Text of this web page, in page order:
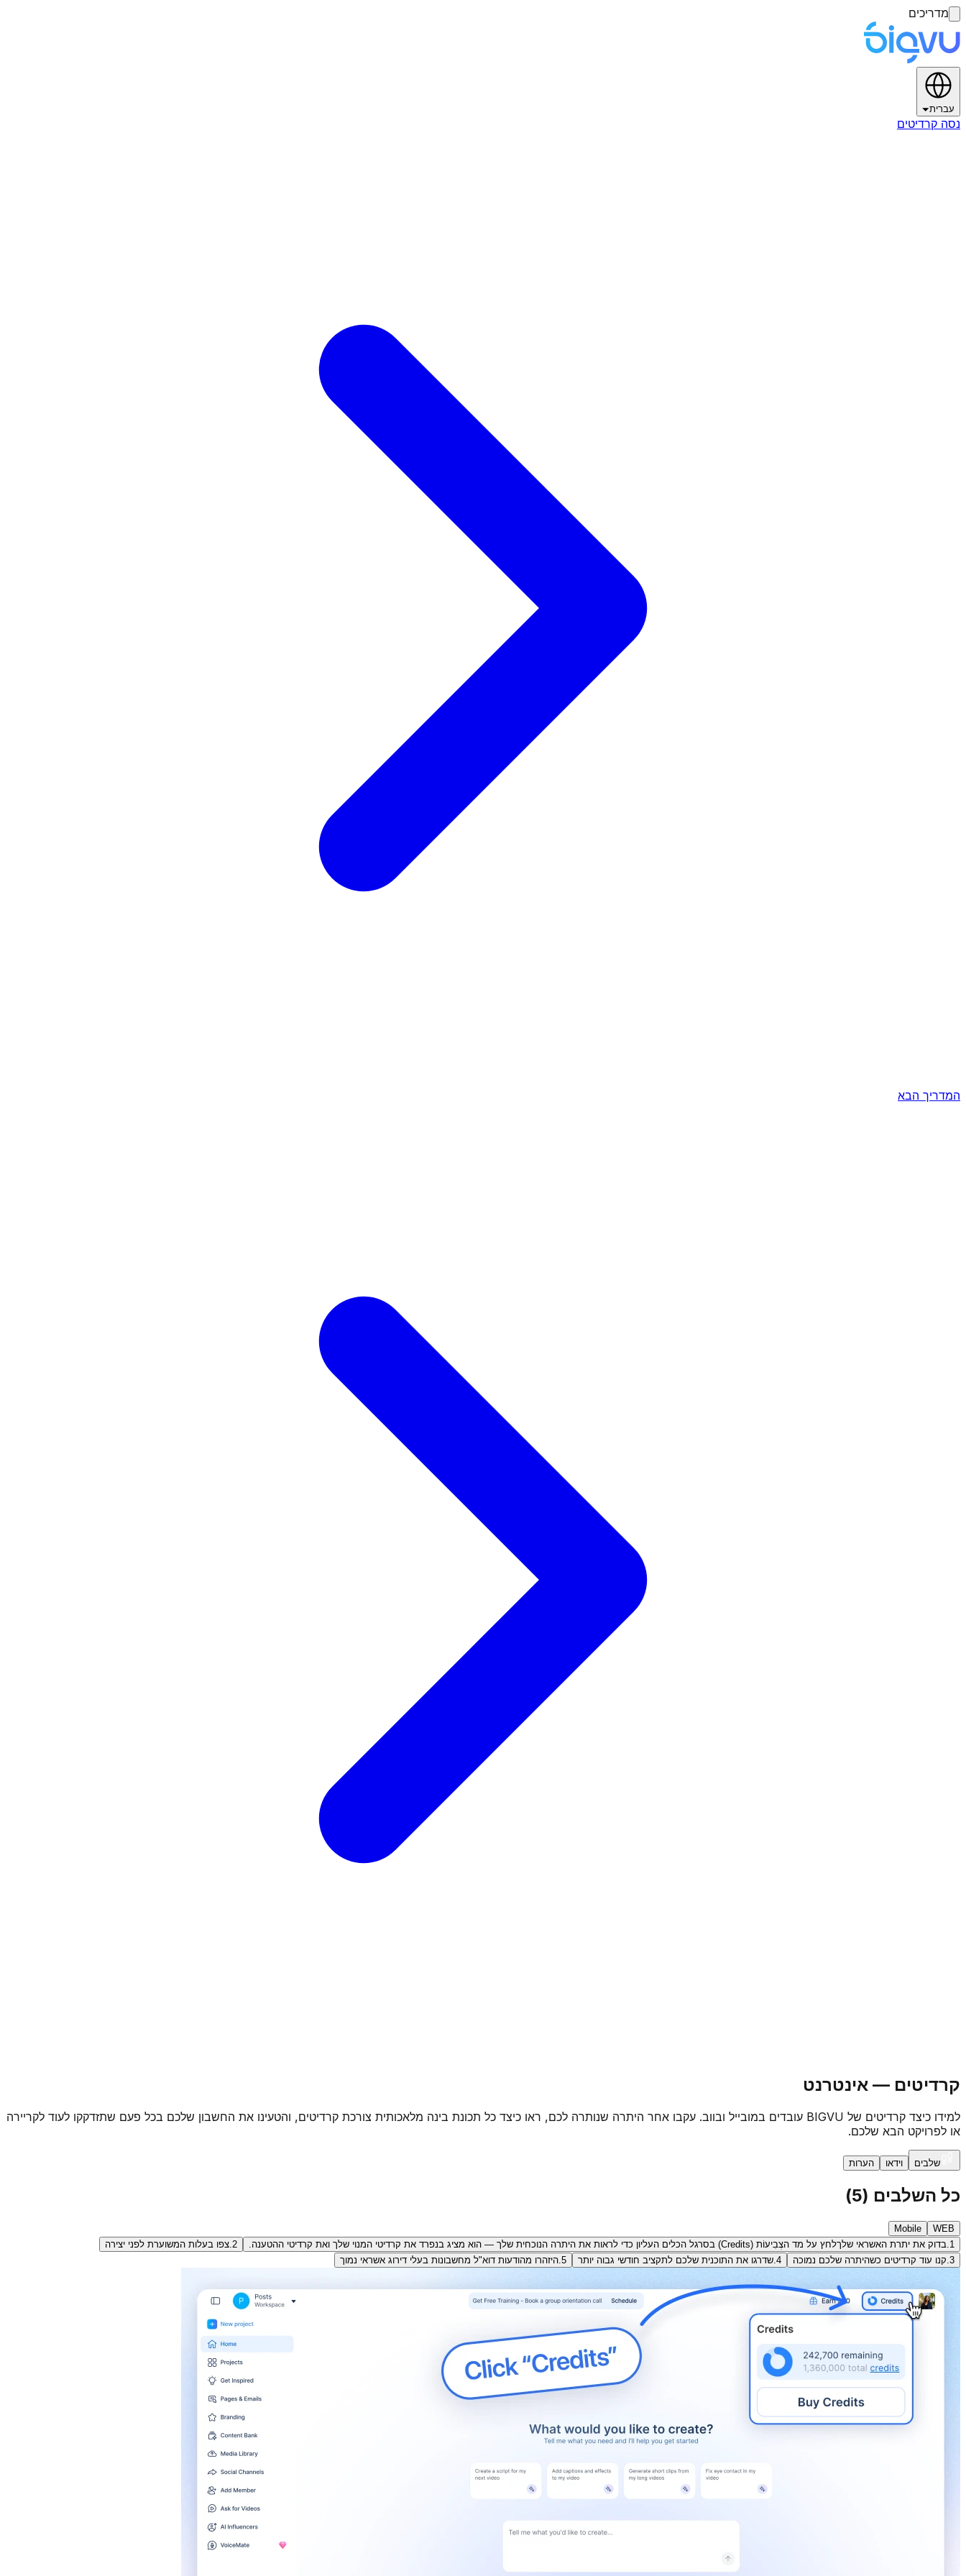
מדריכים
עברית
נסה קרדיטים
המדריך הבא
קרדיטים — אינטרנט
למידו כיצד קרדיטים של BIGVU עובדים במובייל ובווב. עקבו אחר היתרה שנותרה לכם, ראו כיצד כל תכונת בינה מלאכותית צורכת קרדיטים, והטעינו את החשבון שלכם בכל פעם שתזדקקו לעוד לקריירה
או לפרויקט הבא שלכם.
שלבים וידאו הערות
כל השלבים (
5
)
WEB
Mobile
1. בדוק את יתרת האשראי שלךלחץ על מד הצְבִיעוֹת (Credits) בסרגל הכלים העליון כדי לראות את היתרה הנוכחית שלך — הוא מציג בנפרד את קרדיטי המנוי שלך ואת קרדיטי ההטענה. 2. צפו בעלות המשוערת לפני יצירה
3. קנו עוד קרדיטים כשהיתרה שלכם נמוכה 4. שדרגו את התוכנית שלכם לתקציב חודשי גבוה יותר 5. היזהרו מהודעות דוא"ל מחשבונות בעלי דירוג אשראי נמוך